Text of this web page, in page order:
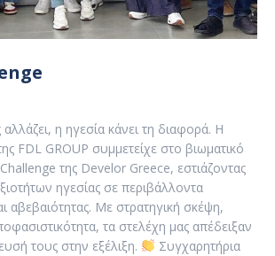
η ηγεσία κάνει τη διαφορά. Η
FDL GROUP συμμετείχε στο βιωματικό
της Develor Greece, εστιάζοντας
ηγεσίας σε περιβάλλοντα
αβεβαιότητας. Με στρατηγική σκέψη,
τα στελέχη μας απέδειξαν
τους στην εξέλιξη.
Συγχαρητήρια